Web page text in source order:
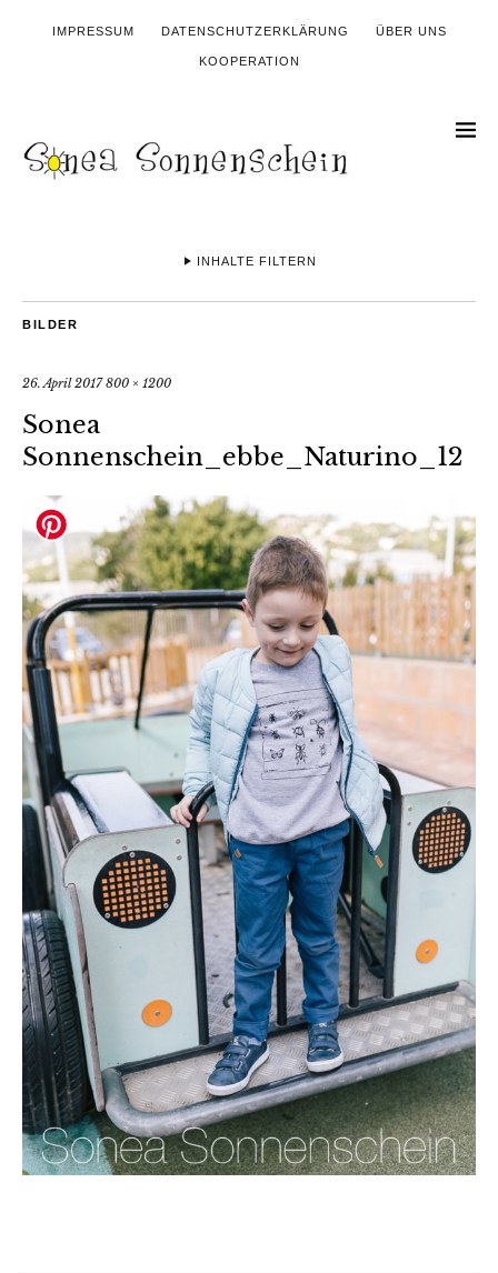
IMPRESSUM DATENSCHUTZERKLÄRUNG ÜBER UNS
KOOPERATION
INHALTE FILTERN
BILDER
26. April 2017 800 × 1200
Sonea
Sonnenschein_ebbe_Naturino_12